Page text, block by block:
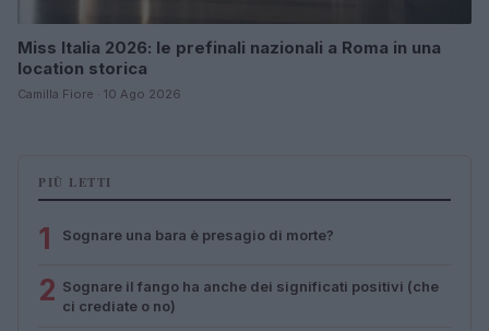
Miss Italia 2026: le prefinali nazionali a Roma in una
location storica
Camilla Fiore · 10 Ago 2026
PIÙ LETTI
1 Sognare una bara è presagio di morte?
2 Sognare il fango ha anche dei significati positivi (che
ci crediate o no)